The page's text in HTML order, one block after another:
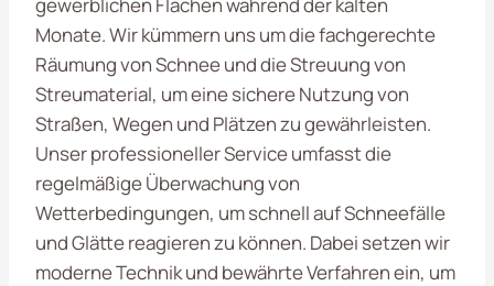
Monate. Wir kümmern uns um die fachgerechte
Räumung von Schnee und die Streuung von
Streumaterial, um eine sichere Nutzung von
Straßen, Wegen und Plätzen zu gewährleisten.
Unser professioneller Service umfasst die
regelmäßige Überwachung von
Wetterbedingungen, um schnell auf Schneefälle
und Glätte reagieren zu können. Dabei setzen wir
moderne Technik und bewährte Verfahren ein, um